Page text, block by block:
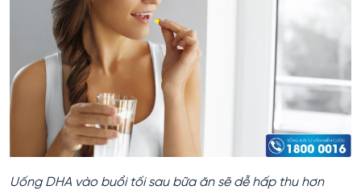
Uống DHA vào buổi tối sau bữa ăn sẽ dễ hấp thu hơn